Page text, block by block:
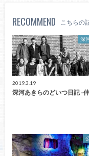
RECOMMEND こちらの
深
2019.3.19
深河あきらのどいつ日記 -